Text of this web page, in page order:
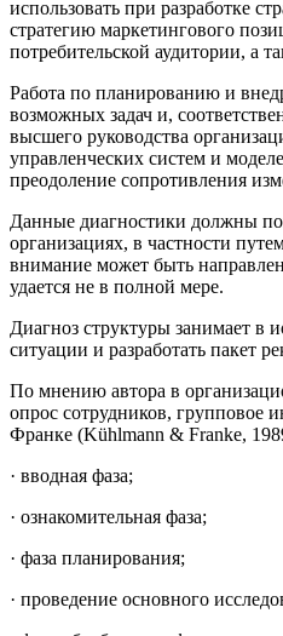
использовать при разработке
стратегию маркетингового
потребительской аудитории, а
Работа по планированию и
возможных задач и,
высшего руководства
управленческих систем и
преодоление сопротивления
Данные диагностики должны
организациях, в частности
внимание может быть
удается не в полной мере.
Диагноз структуры занимает в
ситуации и разработать пакет
По мнению автора в
опрос сотрудников, групповое
Франке (Kühlmann & Franke,
· вводная фаза;
· ознакомительная фаза;
· фаза планирования;
· проведение основного